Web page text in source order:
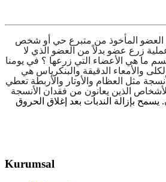
المأخوذ من متبرع حي أو شخص
زرع عضو بدلاً من العضو الذي لا
ما هي الأعضاء التي زرعها ؟ في يومنا
والأمعاء الدقيقة والبنكرياس هي
مثل العظام والأوتار والأربطة تعطي
الذين يعانون من فقدان الأنسجة
. يسمح بإزالة الندبات بعد إغلاق الحروق
Kurumsal